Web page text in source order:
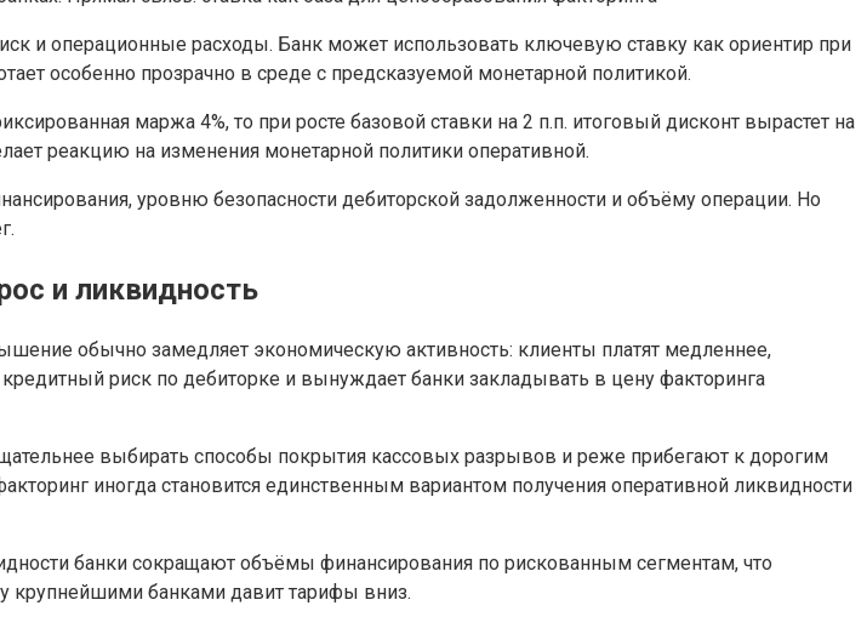
и операционные расходы. Банк может использовать ключевую ставку как ориентир при
особенно прозрачно в среде с предсказуемой монетарной политикой.
маржа 4%, то при росте базовой ставки на 2 п.п. итоговый дисконт вырастет на
реакцию на изменения монетарной политики оперативной.
уровню безопасности дебиторской задолженности и объёму операции. Но
и ликвидность
обычно замедляет экономическую активность: клиенты платят медленнее,
кредитный риск по дебиторке и вынуждает банки закладывать в цену факторинга
выбирать способы покрытия кассовых разрывов и реже прибегают к дорогим
иногда становится единственным вариантом получения оперативной ликвидности
банки сокращают объёмы финансирования по рискованным сегментам, что
крупнейшими банками давит тарифы вниз.